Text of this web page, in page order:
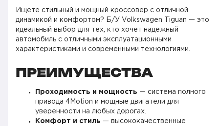
Ищете стильный и мощный кроссовер с отличной
динамикой и комфортом? Б/У Volkswagen Tiguan — это
идеальный выбор для тех, кто хочет надежный
автомобиль с отличными эксплуатационными
характеристиками и современными технологиями.
ПРЕИМУЩЕСТВА
Проходимость и мощность — система полного
привода 4Motion и мощные двигатели для
уверенности на любых дорогах.
Комфорт и стиль — высококачественные